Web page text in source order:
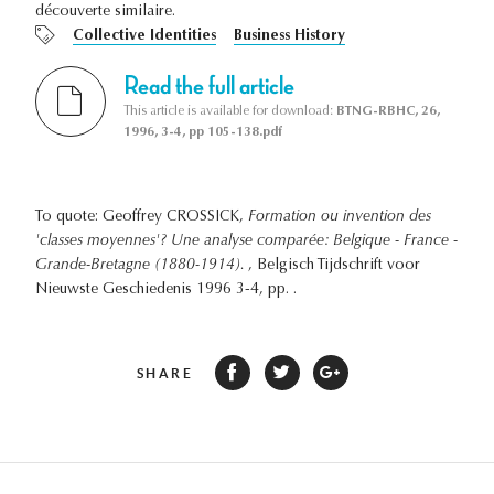
découverte similaire.
Collective Identities
Business History
Read the full article
This article is available for download: BTNG-RBHC, 26,
1996, 3-4, pp 105-138.pdf
To quote: Geoffrey CROSSICK, Formation ou invention des
'classes moyennes'? Une analyse comparée: Belgique - France -
Grande-Bretagne (1880-1914). , Belgisch Tijdschrift voor
Nieuwste Geschiedenis 1996 3-4, pp. .
SHARE